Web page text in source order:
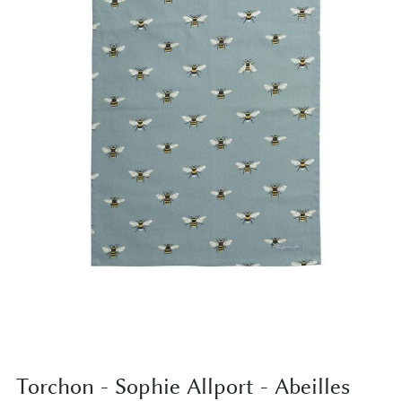
Torchon - Sophie Allport - Abeilles